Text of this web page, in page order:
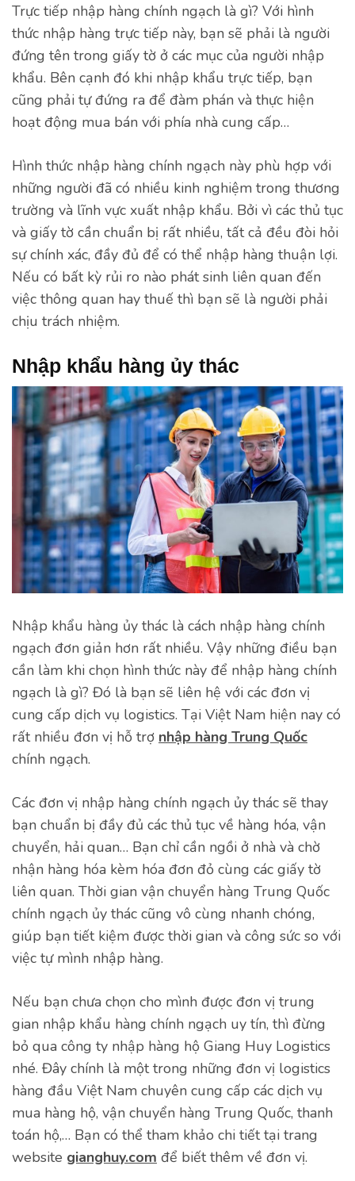
Trực tiếp nhập hàng chính ngạch là gì? Với hình
thức nhập hàng trực tiếp này, bạn sẽ phải là người
đứng tên trong giấy tờ ở các mục của người nhập
khẩu. Bên cạnh đó khi nhập khẩu trực tiếp, bạn
cũng phải tự đứng ra để đàm phán và thực hiện
hoạt động mua bán với phía nhà cung cấp…
Hình thức nhập hàng chính ngạch này phù hợp với
những người đã có nhiều kinh nghiệm trong thương
trường và lĩnh vực xuất nhập khẩu. Bởi vì các thủ tục
và giấy tờ cần chuẩn bị rất nhiều, tất cả đều đòi hỏi
sự chính xác, đầy đủ để có thể nhập hàng thuận lợi.
Nếu có bất kỳ rủi ro nào phát sinh liên quan đến
việc thông quan hay thuế thì bạn sẽ là người phải
chịu trách nhiệm.
Nhập khẩu hàng ủy thác
Nhập khẩu hàng ủy thác là cách nhập hàng chính
ngạch đơn giản hơn rất nhiều. Vậy những điều bạn
cần làm khi chọn hình thức này để nhập hàng chính
ngạch là gì? Đó là bạn sẽ liên hệ với các đơn vị
cung cấp dịch vụ logistics. Tại Việt Nam hiện nay có
rất nhiều đơn vị hỗ trợ nhập hàng Trung Quốc
chính ngạch.
Các đơn vị nhập hàng chính ngạch ủy thác sẽ thay
bạn chuẩn bị đầy đủ các thủ tục về hàng hóa, vận
chuyển, hải quan… Bạn chỉ cần ngồi ở nhà và chờ
nhận hàng hóa kèm hóa đơn đỏ cùng các giấy tờ
liên quan. Thời gian vận chuyển hàng Trung Quốc
chính ngạch ủy thác cũng vô cùng nhanh chóng,
giúp bạn tiết kiệm được thời gian và công sức so với
việc tự mình nhập hàng.
Nếu bạn chưa chọn cho mình được đơn vị trung
gian nhập khẩu hàng chính ngạch uy tín, thì đừng
bỏ qua công ty nhập hàng hộ Giang Huy Logistics
nhé. Đây chính là một trong những đơn vị logistics
hàng đầu Việt Nam chuyên cung cấp các dịch vụ
mua hàng hộ, vận chuyển hàng Trung Quốc, thanh
toán hộ,… Bạn có thể tham khảo chi tiết tại trang
website gianghuy.com để biết thêm về đơn vị.